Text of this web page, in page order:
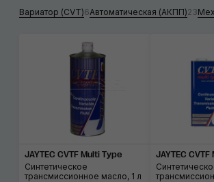
Вариатор (CVT)6Автоматическая (АКПП)23
JAYTEC CVTF Multi Type
Синтетическое
трансмиссионное масло, 1 л
JAYTEC